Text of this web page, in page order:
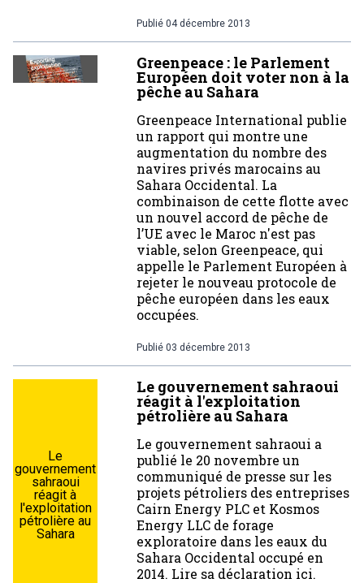
Publié 04 décembre 2013
Greenpeace : le Parlement
Européen doit voter non à la
pêche au Sahara
Greenpeace International publie
un rapport qui montre une
augmentation du nombre des
navires privés marocains au
Sahara Occidental. La
combinaison de cette flotte avec
un nouvel accord de pêche de
l’UE avec le Maroc n'est pas
viable, selon Greenpeace, qui
appelle le Parlement Européen à
rejeter le nouveau protocole de
pêche européen dans les eaux
occupées.
Publié 03 décembre 2013
Le
gouvernement
sahraoui
réagit à
l'exploitation
pétrolière au
Sahara
Le gouvernement sahraoui
réagit à l'exploitation
pétrolière au Sahara
Le gouvernement sahraoui a
publié le 20 novembre un
communiqué de presse sur les
projets pétroliers des entreprises
Cairn Energy PLC et Kosmos
Energy LLC de forage
exploratoire dans les eaux du
Sahara Occidental occupé en
2014. Lire sa déclaration ici.